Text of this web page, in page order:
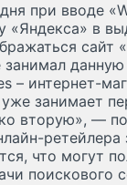
при вводе
«Яндекса» в
сайт
занимал
– интернет-
занимает
вторую», —
ретейлера
что могут
поискового